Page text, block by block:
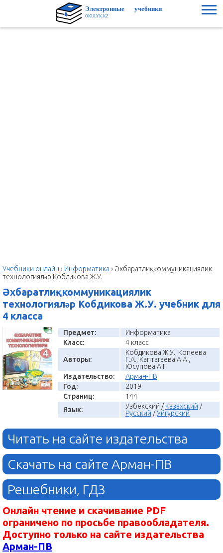
Учебники онлайн › Информатика ›Əхбаратлиқ- коммуникациялик
технологиялəр Кобдикова Ж.У.
Əхбаратлиқ- коммуникациялик
технологиялəр Кобдикова Ж.У. учебник для
4 класса
Предмет:
Информатика
Класс:
4 класс
Авторы:
Кобдикова Ж.У., Копеева
Г.А., Каптагаева А.А.,
Юсупова А.Г.
Издательство:
Арман-ПВ
Год:
2019
Страниц:
144
Язык:
Узбекский / Казахский /
Русский /Уйгурский
Читать на сайте издательства
Скачать на сайте Арман-ПВ
Решебники, ГДЗ
Онлайн чтение и скачивание PDF
ограничено по просьбе правообладателя.
Доступно только на сайте издательства
Арман-ПВ